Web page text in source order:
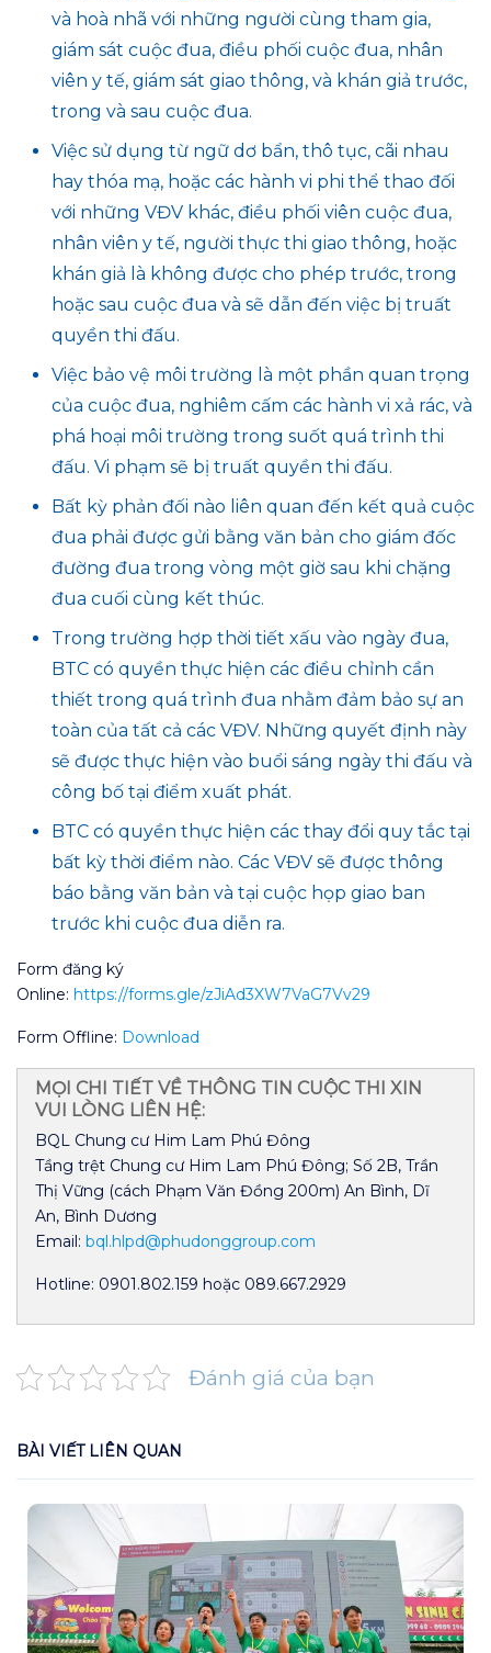
và hoà nhã với những người cùng tham gia,
giám sát cuộc đua, điều phối cuộc đua, nhân
viên y tế, giám sát giao thông, và khán giả trước,
trong và sau cuộc đua.
Việc sử dụng từ ngữ dơ bẩn, thô tục, cãi nhau
hay thóa mạ, hoặc các hành vi phi thể thao đối
với những VĐV khác, điều phối viên cuộc đua,
nhân viên y tế, người thực thi giao thông, hoặc
khán giả là không được cho phép trước, trong
hoặc sau cuộc đua và sẽ dẫn đến việc bị truất
quyền thi đấu.
Việc bảo vệ môi trường là một phần quan trọng
của cuộc đua, nghiêm cấm các hành vi xả rác, và
phá hoại môi trường trong suốt quá trình thi
đấu. Vi phạm sẽ bị truất quyền thi đấu.
Bất kỳ phản đối nào liên quan đến kết quả cuộc
đua phải được gửi bằng văn bản cho giám đốc
đường đua trong vòng một giờ sau khi chặng
đua cuối cùng kết thúc.
Trong trường hợp thời tiết xấu vào ngày đua,
BTC có quyền thực hiện các điều chỉnh cần
thiết trong quá trình đua nhằm đảm bảo sự an
toàn của tất cả các VĐV. Những quyết định này
sẽ được thực hiện vào buổi sáng ngày thi đấu và
công bố tại điểm xuất phát.
BTC có quyền thực hiện các thay đổi quy tắc tại
bất kỳ thời điểm nào. Các VĐV sẽ được thông
báo bằng văn bản và tại cuộc họp giao ban
trước khi cuộc đua diễn ra.
Form đăng ký
Online: https://forms.gle/zJiAd3XW7VaG7Vv29
Form Offline: Download
MỌI CHI TIẾT VỀ THÔNG TIN CUỘC THI XIN
VUI LÒNG LIÊN HỆ:
BQL Chung cư Him Lam Phú Đông
Tầng trệt Chung cư Him Lam Phú Đông; Số 2B, Trần
Thị Vững (cách Phạm Văn Đồng 200m) An Bình, Dĩ
An, Bình Dương
Email: bql.hlpd@phudonggroup.com
Hotline: 0901.802.159 hoặc 089.667.2929
Đánh giá của bạn
BÀI VIẾT LIÊN QUAN